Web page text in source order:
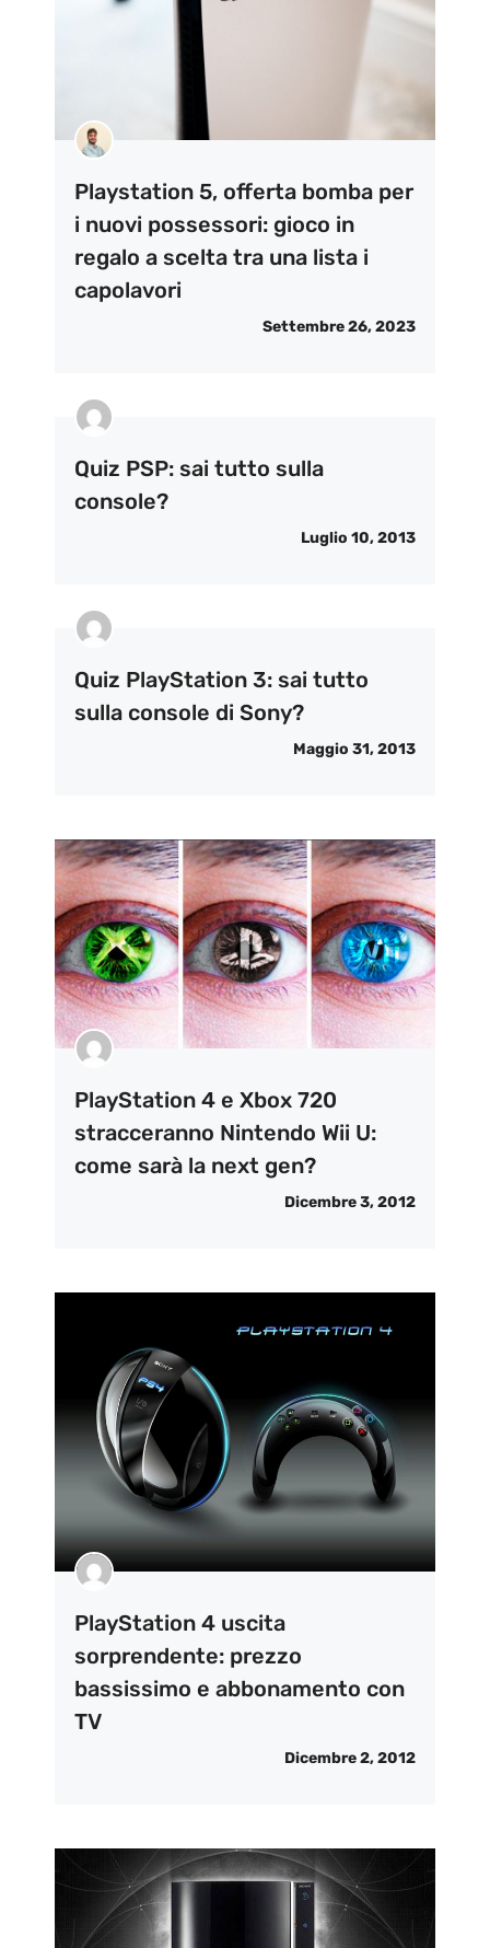
Playstation 5, offerta bomba per
i nuovi possessori: gioco in
regalo a scelta tra una lista i
capolavori
Settembre 26, 2023
Quiz PSP: sai tutto sulla
console?
Luglio 10, 2013
Quiz PlayStation 3: sai tutto
sulla console di Sony?
Maggio 31, 2013
PlayStation 4 e Xbox 720
stracceranno Nintendo Wii U:
come sarà la next gen?
Dicembre 3, 2012
PlayStation 4 uscita
sorprendente: prezzo
bassissimo e abbonamento con
TV
Dicembre 2, 2012